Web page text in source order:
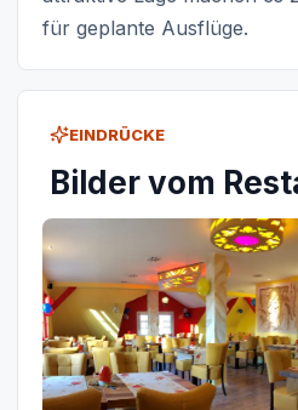
für geplante Ausflüge.
EINDRÜCKE
Bilder vom